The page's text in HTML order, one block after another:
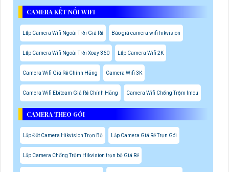
CAMERA KẾT NỐI WIFI
Lắp Camera Wifi Ngoài Trời Giá Rẻ Báo giá camera wifi hikvision
Lắp Camera Wifi Ngoài Trời Xoay 360 Lắp Camera Wifi 2K
Camera Wifi Giá Rẻ Chính Hãng Camera Wifi 3K
Camera Wifi Ebitcam Giá Rẻ Chính Hãng Camera Wifi Chống Trộm Imou
CAMERA THEO GÓI
Lắp Đặt Camera Hikvision Trọn Bộ Lắp Camera Giá Rẻ Trọn Gói
Lắp Camera Chống Trộm Hikvision trọn bộ Giá Rẻ